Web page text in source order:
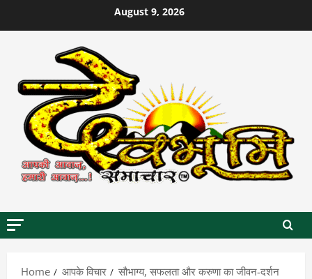
to
August 9, 2026
Home आपके विचार सौभाग्य, सफलता और करुणा का जीवन-दर्शन